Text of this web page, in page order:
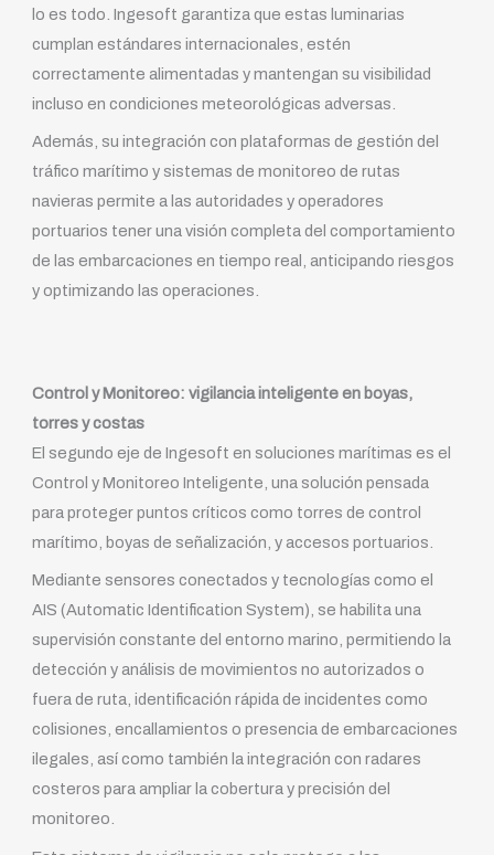
lo es todo. Ingesoft garantiza que estas luminarias
cumplan estándares internacionales, estén
correctamente alimentadas y mantengan su visibilidad
incluso en condiciones meteorológicas adversas.
Además, su integración con plataformas de gestión del
tráfico marítimo y sistemas de monitoreo de rutas
navieras permite a las autoridades y operadores
portuarios tener una visión completa del comportamiento
de las embarcaciones en tiempo real, anticipando riesgos
y optimizando las operaciones.
Control y Monitoreo: vigilancia inteligente en boyas,
torres y costas
El segundo eje de Ingesoft en soluciones marítimas es el
Control y Monitoreo Inteligente, una solución pensada
para proteger puntos críticos como torres de control
marítimo, boyas de señalización, y accesos portuarios.
Mediante sensores conectados y tecnologías como el
AIS (Automatic Identification System), se habilita una
supervisión constante del entorno marino, permitiendo la
detección y análisis de movimientos no autorizados o
fuera de ruta, identificación rápida de incidentes como
colisiones, encallamientos o presencia de embarcaciones
ilegales, así como también la integración con radares
costeros para ampliar la cobertura y precisión del
monitoreo.